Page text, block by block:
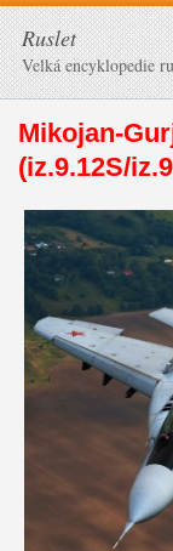
Ruslet
Velká encyklopedie
Mikojan-
(iz.9.12S/